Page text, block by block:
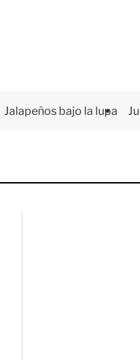
Jalapeños bajo la lupa